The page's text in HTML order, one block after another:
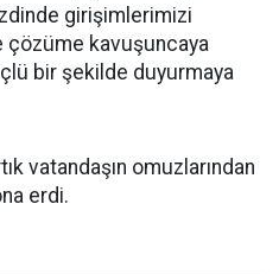
girişimlerimizi
kavuşuncaya
bir şekilde duyurmaya
vatandaşın omuzlarından
erdi.